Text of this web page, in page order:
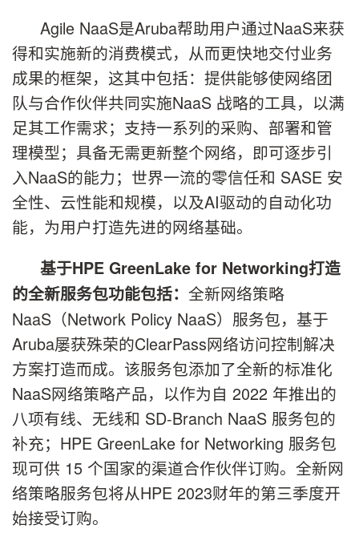
Agile NaaS是Aruba帮助用户通过NaaS来获
得和实施新的消费模式，从而更快地交付业务
成果的框架，这其中包括：提供能够使网络团
队与合作伙伴共同实施NaaS 战略的工具，以满
足其工作需求；支持一系列的采购、部署和管
理模型；具备无需更新整个网络，即可逐步引
入NaaS的能力；世界一流的零信任和 SASE 安
全性、云性能和规模，以及AI驱动的自动化功
能，为用户打造先进的网络基础。
基于HPE GreenLake for Networking打造
的全新服务包功能包括： 全新网络策略
NaaS（Network Policy NaaS）服务包，基于
Aruba屡获殊荣的ClearPass网络访问控制解决
方案打造而成。该服务包添加了全新的标准化
NaaS网络策略产品，以作为自 2022 年推出的
八项有线、无线和 SD-Branch NaaS 服务包的
补充；HPE GreenLake for Networking 服务包
现可供 15 个国家的渠道合作伙伴订购。全新网
络策略服务包将从HPE 2023财年的第三季度开
始接受订购。